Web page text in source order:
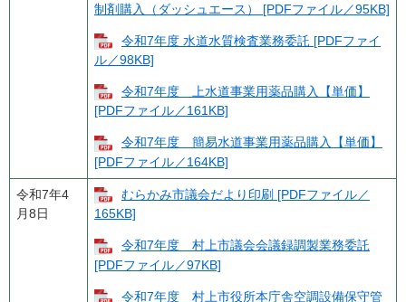
制剤購入（ダッシュエース） [PDFファイル／95KB]
令和7年度 水道水質検査業務委託 [PDFファイ
ル／98KB]
令和7年度 上水道事業用薬品購入【単価】
[PDFファイル／161KB]
令和7年度 簡易水道事業用薬品購入【単価】
[PDFファイル／164KB]
令和7年4
月8日
むらかみ市議会だより印刷 [PDFファイル／
165KB]
令和7年度 村上市議会会議録調製業務委託
[PDFファイル／97KB]
令和7年度 村上市役所本庁舎空調設備保守管